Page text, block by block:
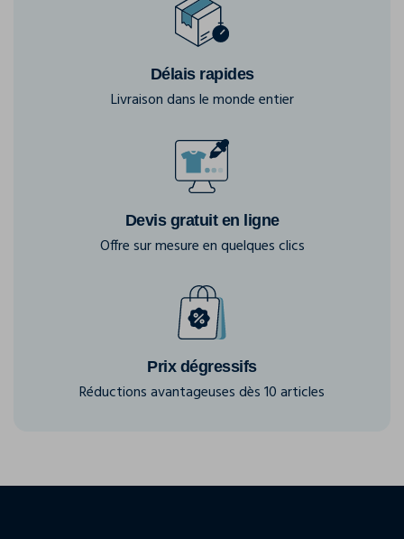
Délais rapides
Livraison dans le monde entier
Devis gratuit en ligne
Offre sur mesure en quelques clics
Prix dégressifs
Réductions avantageuses dès 10 articles